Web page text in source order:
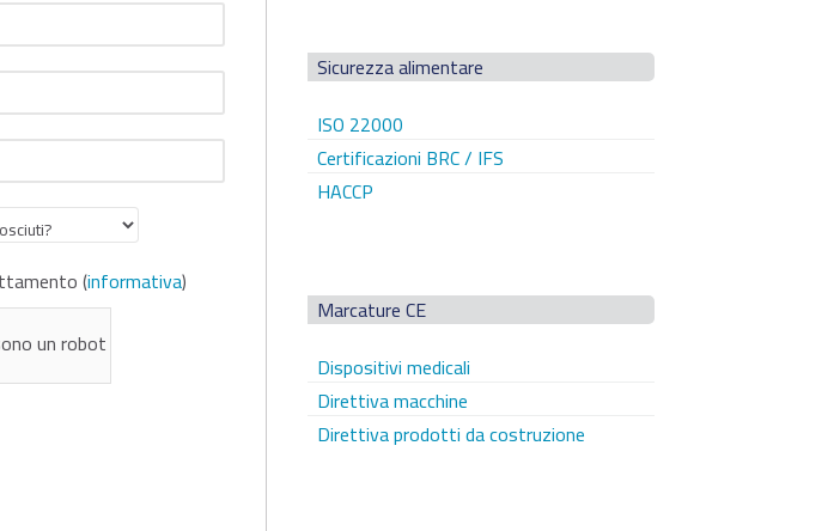
(informativa)
un robot
Sicurezza alimentare
ISO 22000
Certificazioni BRC / IFS
HACCP
Marcature CE
Dispositivi medicali
Direttiva macchine
Direttiva prodotti da costruzione